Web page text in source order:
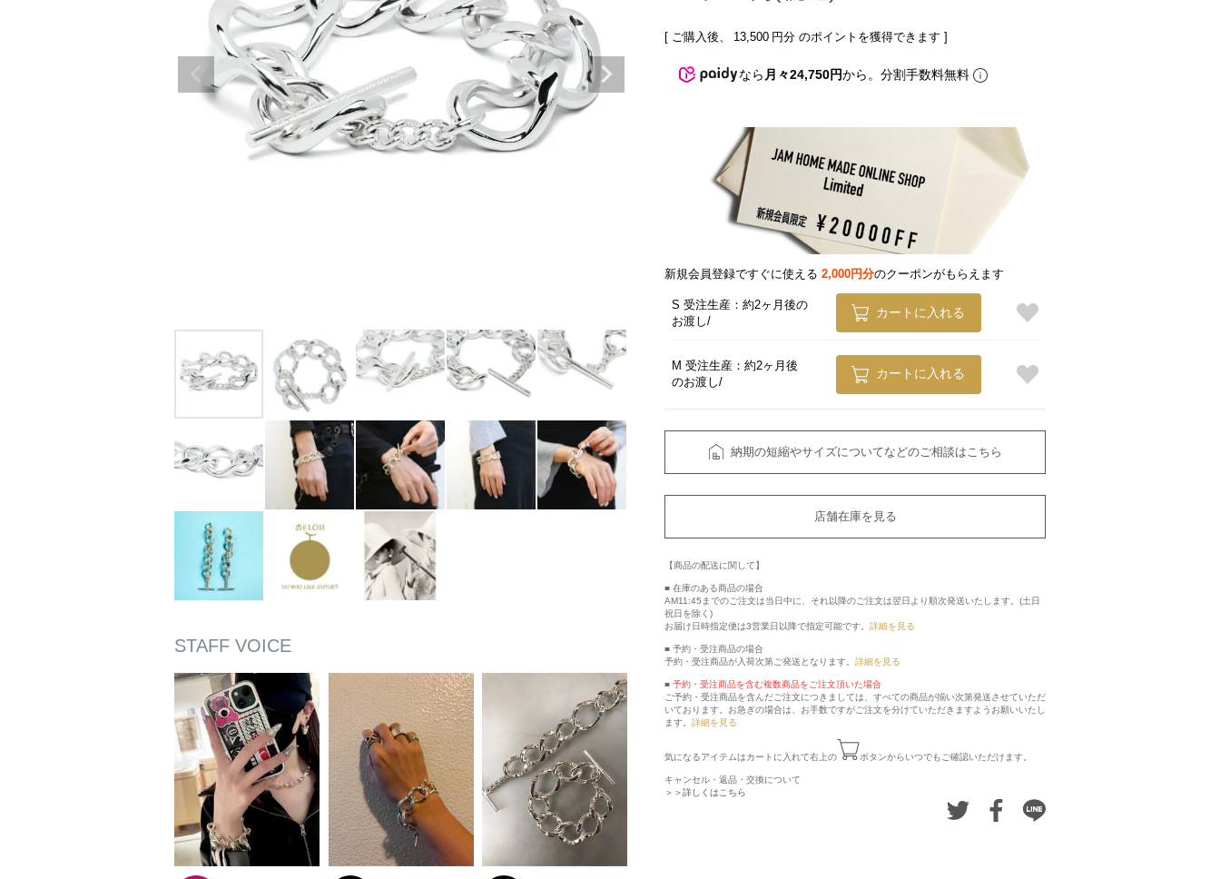
[ ご購入後、 13,500 円分 のポイントを獲得できます ]
なら 月々24,750円から。分割手数料無料
新規会員登録ですぐに使える 2,000円分のクーポンがもらえます
S 受注生産：約2ヶ月後の
お渡し
カートに入れる
M 受注生産：約2ヶ月後
のお渡し
カートに入れる
納期の短縮やサイズについてなどのご相談はこちら
店舗在庫を見る
【商品の配送に関して】
■ 在庫のある商品の場合
AM11:45までのご注文は当日中に、それ以降のご注文は翌日より順次発送いたします。(土日
祝日を除く)
お届け日時指定便は3営業日以降で指定可能です。 詳細を見る
■ 予約・受注商品の場合
予約・受注商品が入荷次第ご発送となります。 詳細を見る
■ 予約・受注商品を含む複数商品をご注文頂いた場合
ご予約・受注商品を含んだご注文につきましては、すべての商品が揃い次第発送させていただ
いております。お急ぎの場合は、お手数ですがご注文を分けていただきますようお願いいたし
ます。 詳細を見る
気になるアイテムはカートに入れて右上の ボタンからいつでもご確認いただけます。
キャンセル・返品・交換について
＞＞詳しくはこちら